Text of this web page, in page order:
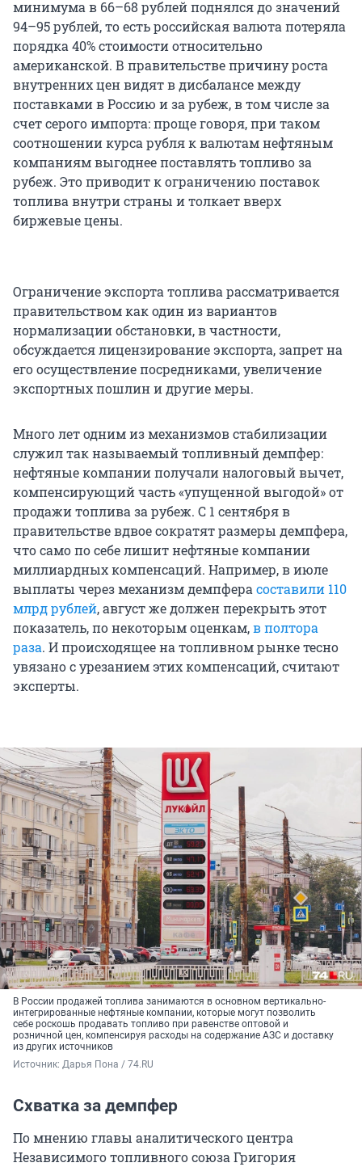
минимума в 66–68 рублей поднялся до значений
94–95 рублей, то есть российская валюта потеряла
порядка 40% стоимости относительно
американской. В правительстве причину роста
внутренних цен видят в дисбалансе между
поставками в Россию и за рубеж, в том числе за
счет серого импорта: проще говоря, при таком
соотношении курса рубля к валютам нефтяным
компаниям выгоднее поставлять топливо за
рубеж. Это приводит к ограничению поставок
топлива внутри страны и толкает вверх
биржевые цены.
Ограничение экспорта топлива рассматривается
правительством как один из вариантов
нормализации обстановки, в частности,
обсуждается лицензирование экспорта, запрет на
его осуществление посредниками, увеличение
экспортных пошлин и другие меры.
Много лет одним из механизмов стабилизации
служил так называемый топливный демпфер:
нефтяные компании получали налоговый вычет,
компенсирующий часть «упущенной выгодой» от
продажи топлива за рубеж. С 1 сентября в
правительстве вдвое сократят размеры демпфера,
что само по себе лишит нефтяные компании
миллиардных компенсаций. Например, в июле
выплаты через механизм демпферасоставили 110
млрд рублей, август же должен перекрыть этот
показатель, по некоторым оценкам,в полтора
раза. И происходящее на топливном рынке тесно
увязано с урезанием этих компенсаций, считают
эксперты.
В России продажей топлива занимаются в основном вертикально-
интегрированные нефтяные компании, которые могут позволить
себе роскошь продавать топливо при равенстве оптовой и
розничной цен, компенсируя расходы на содержание АЗС и доставку
из других источников
Источник: Дарья Пона / 74.RU
Схватка за демпфер
По мнению главы аналитического центра
Независимого топливного союза Григория